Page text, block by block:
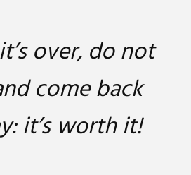
over, do not
come back
it’s worth it!